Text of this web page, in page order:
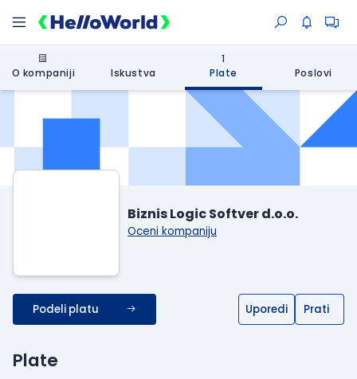
O kompaniji Iskustva
1
Plate
Poslovi
Biznis Logic Softver d.o.o.
Oceni kompaniju
Podeli platu Uporedi Prati
Plate